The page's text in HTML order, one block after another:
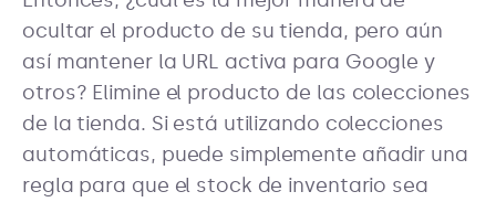
ocultar el producto de su tienda, pero aún
así mantener la URL activa para Google y
otros? Elimine el producto de las colecciones
de la tienda. Si está utilizando colecciones
automáticas, puede simplemente añadir una
regla para que el stock de inventario sea